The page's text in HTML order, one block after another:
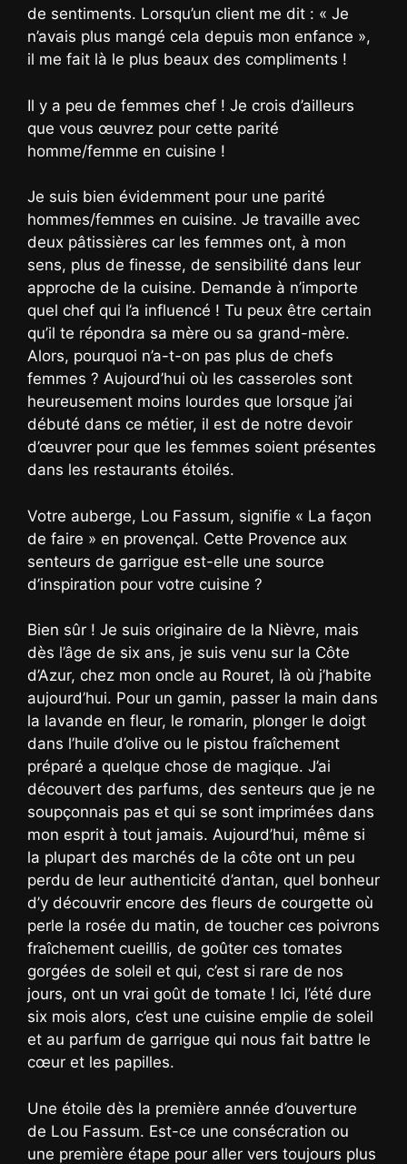
de sentiments. Lorsqu’un client me dit : « Je
n’avais plus mangé cela depuis mon enfance »,
il me fait là le plus beaux des compliments !
Il y a peu de femmes chef ! Je crois d’ailleurs
que vous œuvrez pour cette parité
homme/femme en cuisine !
Je suis bien évidemment pour une parité
hommes/femmes en cuisine. Je travaille avec
deux pâtissières car les femmes ont, à mon
sens, plus de finesse, de sensibilité dans leur
approche de la cuisine. Demande à n’importe
quel chef qui l’a influencé ! Tu peux être certain
qu’il te répondra sa mère ou sa grand-mère.
Alors, pourquoi n’a-t-on pas plus de chefs
femmes ? Aujourd’hui où les casseroles sont
heureusement moins lourdes que lorsque j’ai
débuté dans ce métier, il est de notre devoir
d’œuvrer pour que les femmes soient présentes
dans les restaurants étoilés.
Votre auberge, Lou Fassum, signifie « La façon
de faire » en provençal. Cette Provence aux
senteurs de garrigue est-elle une source
d’inspiration pour votre cuisine ?
Bien sûr ! Je suis originaire de la Nièvre, mais
dès l’âge de six ans, je suis venu sur la Côte
d’Azur, chez mon oncle au Rouret, là où j’habite
aujourd’hui. Pour un gamin, passer la main dans
la lavande en fleur, le romarin, plonger le doigt
dans l’huile d’olive ou le pistou fraîchement
préparé a quelque chose de magique. J’ai
découvert des parfums, des senteurs que je ne
soupçonnais pas et qui se sont imprimées dans
mon esprit à tout jamais. Aujourd’hui, même si
la plupart des marchés de la côte ont un peu
perdu de leur authenticité d’antan, quel bonheur
d’y découvrir encore des fleurs de courgette où
perle la rosée du matin, de toucher ces poivrons
fraîchement cueillis, de goûter ces tomates
gorgées de soleil et qui, c’est si rare de nos
jours, ont un vrai goût de tomate ! Ici, l’été dure
six mois alors, c’est une cuisine emplie de soleil
et au parfum de garrigue qui nous fait battre le
cœur et les papilles.
Une étoile dès la première année d’ouverture
de Lou Fassum. Est-ce une consécration ou
une première étape pour aller vers toujours plus